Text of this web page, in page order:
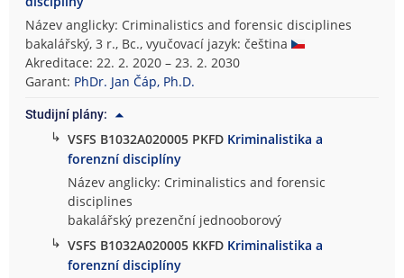
Název anglicky: Criminalistics and forensic disciplines
bakalářský, 3 r., Bc., vyučovací jazyk: čeština
Akreditace: 22. 2. 2020 – 23. 2. 2030
Garant: PhDr. Jan Čáp, Ph.D.
Studijní plány:
↳ VSFS B1032A020005 PKFD Kriminalistika a
forenzní disciplíny
Název anglicky: Criminalistics and forensic
disciplines
bakalářský prezenční jednooborový
↳ VSFS B1032A020005 KKFD Kriminalistika a
forenzní disciplíny